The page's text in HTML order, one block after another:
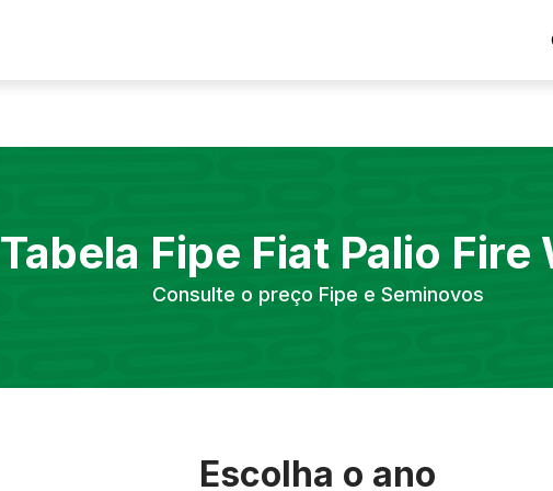
Tabela Fipe Fiat Palio Fire
Consulte o preço Fipe e Seminovos
Escolha o ano